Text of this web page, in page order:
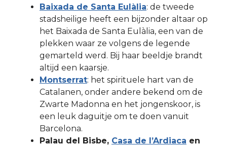
Baixada de Santa Eulàlia: de tweede
stadsheilige heeft een bijzonder altaar op
het Baixada de Santa Eulàlia, een van de
plekken waar ze volgens de legende
gemarteld werd. Bij haar beeldje brandt
altijd een kaarsje.
Montserrat: het spirituele hart van de
Catalanen, onder andere bekend om de
Zwarte Madonna en het jongenskoor, is
een leuk daguitje om te doen vanuit
Barcelona.
Palau del Bisbe, Casa de l’Ardiaca en